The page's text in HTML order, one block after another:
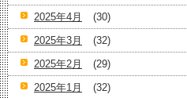
2025年4月
(30)
2025年3月
(32)
2025年2月
(29)
2025年1月
(32)